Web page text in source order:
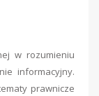
w rozumieniu
informacyjny.
prawnicze